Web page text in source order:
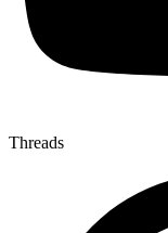
Threads